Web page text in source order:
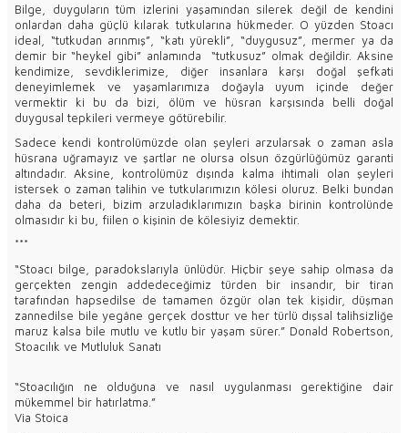
Bilge, duyguların tüm izlerini yaşamından silerek değil de kendini
onlardan daha güçlü kılarak tutkularına hükmeder. O yüzden Stoacı
ideal, “tutkudan arınmış”, “katı yürekli”, “duygusuz”, mermer ya da
demir bir “heykel gibi” anlamında “tutkusuz” olmak değildir. Aksine
kendimize, sevdiklerimize, diğer insanlara karşı doğal şefkati
deneyimlemek ve yaşamlarımıza doğayla uyum içinde değer
vermektir ki bu da bizi, ölüm ve hüsran karşısında belli doğal
duygusal tepkileri vermeye götürebilir.
Sadece kendi kontrolümüzde olan şeyleri arzularsak o zaman asla
hüsrana uğramayız ve şartlar ne olursa olsun özgürlüğümüz garanti
altındadır. Aksine, kontrolümüz dışında kalma ihtimali olan şeyleri
istersek o zaman talihin ve tutkularımızın kölesi oluruz. Belki bundan
daha da beteri, bizim arzuladıklarımızın başka birinin kontrolünde
olmasıdır ki bu, fiilen o kişinin de kölesiyiz demektir.
***
“Stoacı bilge, paradokslarıyla ünlüdür. Hiçbir şeye sahip olmasa da
gerçekten zengin addedeceğimiz türden bir insandır, bir tiran
tarafından hapsedilse de tamamen özgür olan tek kişidir, düşman
zannedilse bile yegâne gerçek dosttur ve her türlü dışsal talihsizliğe
maruz kalsa bile mutlu ve kutlu bir yaşam sürer.” Donald Robertson,
Stoacılık ve Mutluluk Sanatı
“Stoacılığın ne olduğuna ve nasıl uygulanması gerektiğine dair
mükemmel bir hatırlatma.”
Via Stoica